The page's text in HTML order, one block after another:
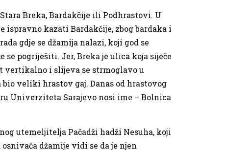
Breka, Bardakčije ili Podhrastovi. U
ispravno kazati Bardakčije, zbog bardaka i
gdje se džamija nalazi, koji god se
pogriješiti. Jer, Breka je ulica koja siječe
vertikalno i slijeva se strmoglavo u
veliki hrastov gaj. Danas od hrastovog
Univerziteta Sarajevo nosi ime – Bolnica
utemeljitelja Pačadži hadži Nesuha, koji
džamije vidi se da je njen